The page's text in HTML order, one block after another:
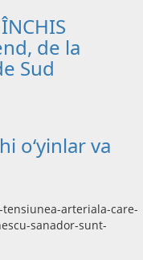
de la
Sud
o‘yinlar va